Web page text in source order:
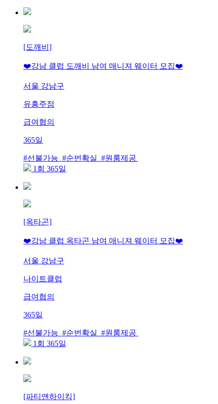
[도깨비]
❤️강남 클럽 도깨비 남여 매니져 웨이터 모집❤️
서울 강남구
유흥주점
급여협의
365일
#선불가능 #순번확실 #원룸제공
1회 365일
[옥타곤]
❤️강남 클럽 옥타곤 남여 매니져 웨이터 모집❤️
서울 강남구
나이트클럽
급여협의
365일
#선불가능 #순번확실 #원룸제공
1회 365일
[파티앤하이킥]